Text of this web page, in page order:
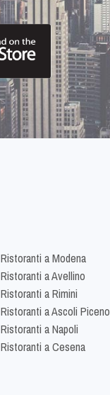
Ristoranti a Modena
Ristoranti a Avellino
Ristoranti a Rimini
Ristoranti a Ascoli Piceno
Ristoranti a Napoli
Ristoranti a Cesena